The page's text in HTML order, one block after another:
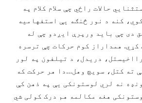
حالات راځي چې سلام کلام په
کنه د نور څنګه یې استفهامیه
دی چې باید ورپرې ایږدو چې له
کړي. همداراز کوم حرکات چې ترسره
دریدل، د تیلفون په لور
ته کتل، سویچ وهل…دا هر حرکت که
نه لري لوستونکی یې په ذهن کې
هغه مکالمه هم درک کولی شي